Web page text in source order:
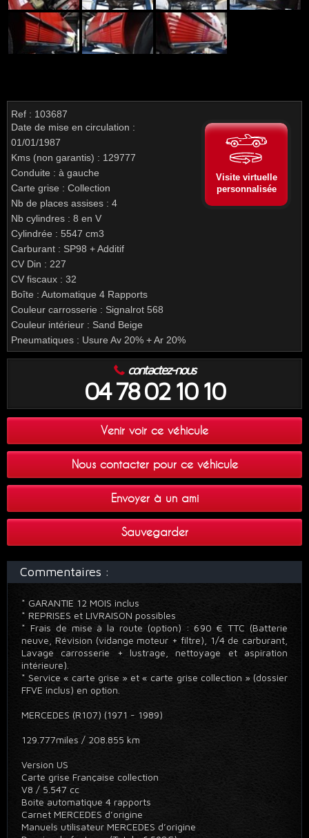
Ref : 103687
Date de mise en circulation :
01/01/1987
Kms (non garantis) : 129777
Conduite : à gauche
Carte grise : Collection
Nb de places assises : 4
Nb cylindres : 8 en V
Cylindrée : 5547 cm3
Carburant : SP98 + Additif
CV Din : 227
CV fiscaux : 32
Boîte : Automatique 4 Rapports
Couleur carrosserie : Signalrot 568
Couleur intérieur : Sand Beige
Pneumatiques : Usure Av 20% + Ar 20%
Visite virtuelle
personnalisée
Venir voir ce véhicule
Nous contacter pour ce véhicule
Envoyer à un ami
Sauvegarder
contactez-nous
04 78 02 10 10
Commentaires :
* GARANTIE 12 MOIS inclus
* REPRISES et LIVRAISON possibles
* Frais de mise à la route (option) : 690 € TTC (Batterie
neuve, Révision (vidange moteur + filtre), 1/4 de carburant,
Lavage carrosserie + lustrage, nettoyage et aspiration
intérieure).
* Service « carte grise » et « carte grise collection » (dossier
FFVE inclus) en option.
MERCEDES (R107) (1971 - 1989)
129.777miles / 208.855 km
Version US
Carte grise Française collection
V8 / 5.547 cc
Boite automatique 4 rapports
Carnet MERCEDES d’origine
Manuels utilisateur MERCEDES d’origine